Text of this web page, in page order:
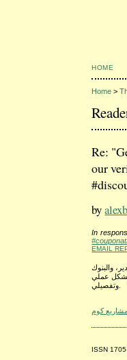
HOME
Home >
Re:
our
by
In
EMAIL
والبنوك
بشكل عملي
مشاريع كوم
ISSN